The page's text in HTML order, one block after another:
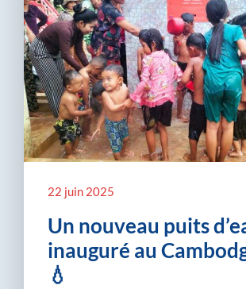
22 juin 2025
Un nouveau puits
inauguré au
💧